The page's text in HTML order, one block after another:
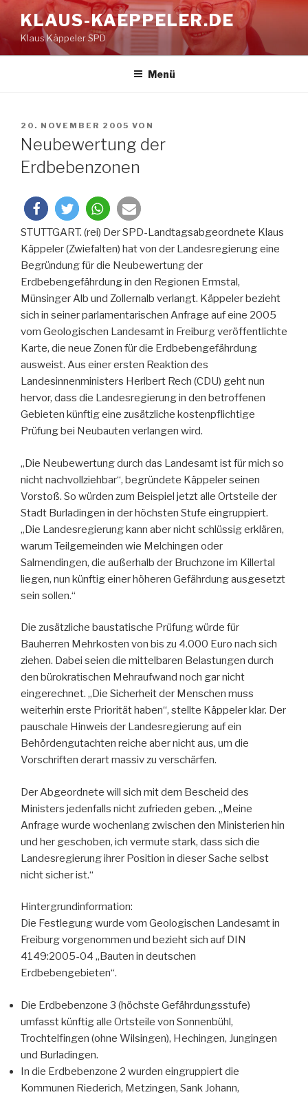
Inhalt
springen
KLAUS-KAEPPELER.DE
Klaus Käppeler SPD
Menü
VERÖFFENTLICHT
AM
20. NOVEMBER 2005 VON
Neubewertung der
Erdbebenzonen
STUTTGART. (rei) Der SPD-Landtagsabgeordnete Klaus
Käppeler (Zwiefalten) hat von der Landesregierung eine
Begründung für die Neubewertung der
Erdbebengefährdung in den Regionen Ermstal,
Münsinger Alb und Zollernalb verlangt. Käppeler bezieht
sich in seiner parlamentarischen Anfrage auf eine 2005
vom Geologischen Landesamt in Freiburg veröffentlichte
Karte, die neue Zonen für die Erdbebengefährdung
ausweist. Aus einer ersten Reaktion des
Landesinnenministers Heribert Rech (CDU) geht nun
hervor, dass die Landesregierung in den betroffenen
Gebieten künftig eine zusätzliche kostenpflichtige
Prüfung bei Neubauten verlangen wird.
„Die Neubewertung durch das Landesamt ist für mich so
nicht nachvollziehbar“, begründete Käppeler seinen
Vorstoß. So würden zum Beispiel jetzt alle Ortsteile der
Stadt Burladingen in der höchsten Stufe eingruppiert.
„Die Landesregierung kann aber nicht schlüssig erklären,
warum Teilgemeinden wie Melchingen oder
Salmendingen, die außerhalb der Bruchzone im Killertal
liegen, nun künftig einer höheren Gefährdung ausgesetzt
sein sollen.“
Die zusätzliche baustatische Prüfung würde für
Bauherren Mehrkosten von bis zu 4.000 Euro nach sich
ziehen. Dabei seien die mittelbaren Belastungen durch
den bürokratischen Mehraufwand noch gar nicht
eingerechnet. „Die Sicherheit der Menschen muss
weiterhin erste Priorität haben“, stellte Käppeler klar. Der
pauschale Hinweis der Landesregierung auf ein
Behördengutachten reiche aber nicht aus, um die
Vorschriften derart massiv zu verschärfen.
Der Abgeordnete will sich mit dem Bescheid des
Ministers jedenfalls nicht zufrieden geben. „Meine
Anfrage wurde wochenlang zwischen den Ministerien hin
und her geschoben, ich vermute stark, dass sich die
Landesregierung ihrer Position in dieser Sache selbst
nicht sicher ist.“
Hintergrundinformation:
Die Festlegung wurde vom Geologischen Landesamt in
Freiburg vorgenommen und bezieht sich auf DIN
4149:2005-04 „Bauten in deutschen
Erdbebengebieten“.
Die Erdbebenzone 3 (höchste Gefährdungsstufe)
umfasst künftig alle Ortsteile von Sonnenbühl,
Trochtelfingen (ohne Wilsingen), Hechingen, Jungingen
und Burladingen.
In die Erdbebenzone 2 wurden eingruppiert die
Kommunen Riederich, Metzingen, Sank Johann,